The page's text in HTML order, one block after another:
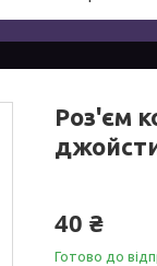
Роз'єм
40 ₴
Готово до